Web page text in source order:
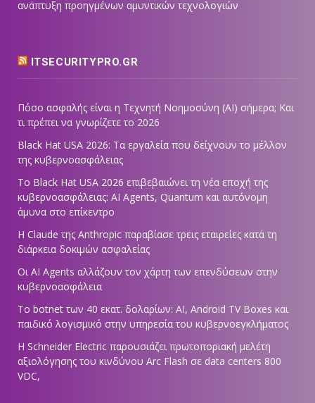
ανάπτυξη προηγμένων αμυντικών τεχνολογιών
ITSECURITYPRO.GR
Πόσο ασφαλής είναι η Τεχνητή Νοημοσύνη (AI) σήμερα; Και
τι πρέπει να γνωρίζετε το 2026
Black Hat USA 2026: Τα εργαλεία που δείχνουν το μέλλον
της κυβερνοασφάλειας
Το Black Hat USA 2026 επιβεβαιώνει τη νέα εποχή της
κυβερνοασφάλειας: AI Agents, Quantum και αυτόνομη
άμυνα στο επίκεντρο
Η Claude της Anthropic παραβίασε τρεις εταιρείες κατά τη
διάρκεια δοκιμών ασφαλείας
Οι AI Agents αλλάζουν τον χάρτη των επενδύσεων στην
κυβερνοασφάλεια
Το botnet των 40 εκατ. δολαρίων: AI, Android TV Boxes και
παιδικό λογισμικό στην υπηρεσία του κυβερνοεγκλήματος
Η Schneider Electric παρουσιάζει πρωτοποριακή μελέτη
αξιολόγησης του κινδύνου Arc Flash σε data centers 800
VDC,